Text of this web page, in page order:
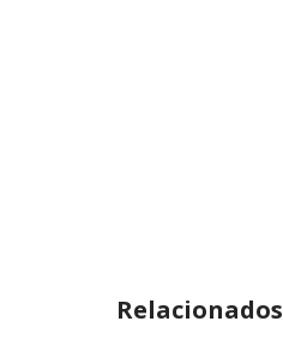
Relacionados